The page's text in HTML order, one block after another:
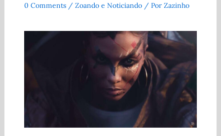
0 Comments / Zoando e Noticiando/ Por Zazinho